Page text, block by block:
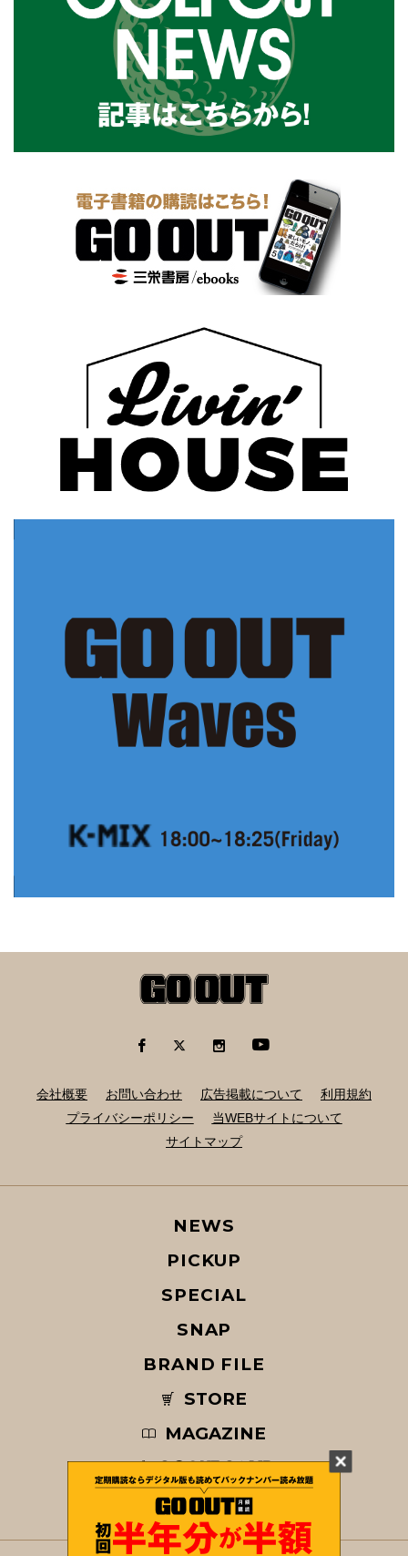
会社概要 お問い合わせ 広告掲載について
利用規約
プライバシーポリシー
当WEBサイトについて
サイトマップ
NEWS
PICKUP
SPECIAL
SNAP
BRAND FILE
STORE
MAGAZINE